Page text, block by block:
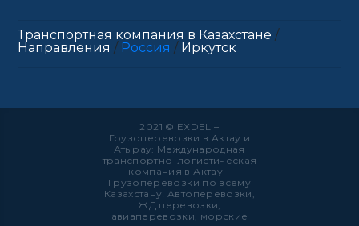
Транспортная компания в Казахстане /
Направления / Россия / Иркутск
2021 © EXDEL –
Грузоперевозки в Актау и
Атырау: Международная
транспортно-логистическая
компания в Актау –
Грузоперевозки по всему
Казахстану! Автоперевозки,
ЖД перевозки,
авиаперевозки, морские